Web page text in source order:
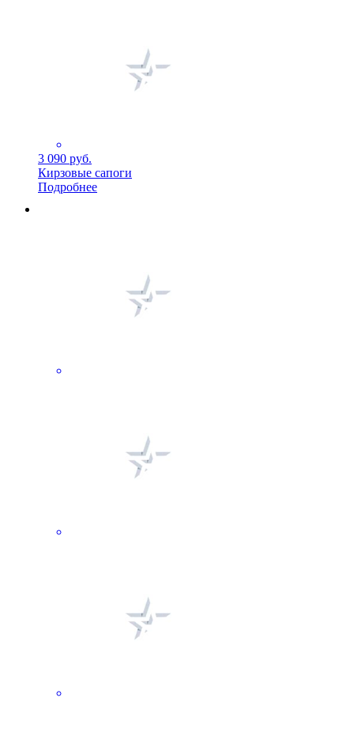
3 090 руб.
Кирзовые сапоги
Подробнее